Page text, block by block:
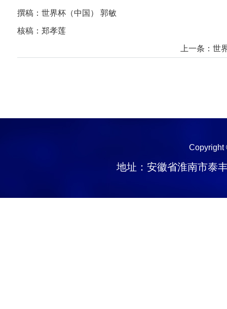
撰稿：世界杯（中国） 郭敏
核稿：郑孝莲
上一条： 世
地址：安徽省淮南市泰